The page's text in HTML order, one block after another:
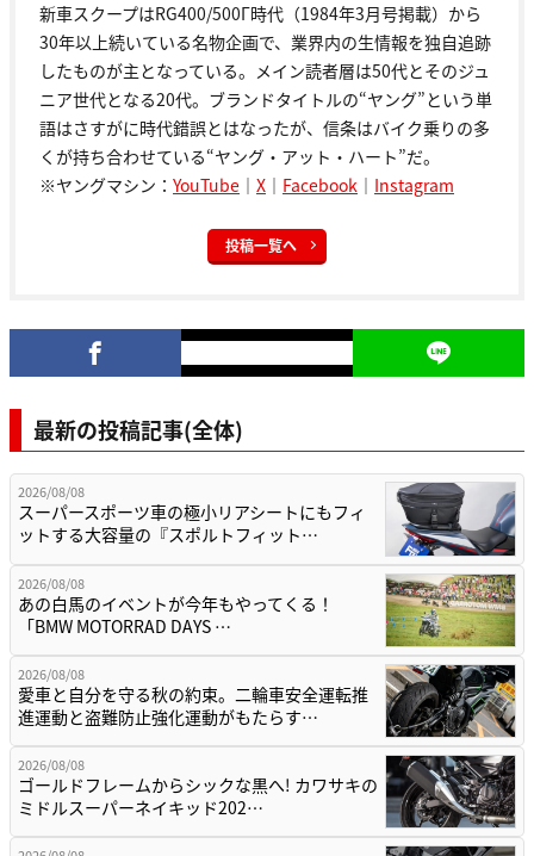
新車スクープはRG400/500Γ時代（1984年3月号掲載）から
30年以上続いている名物企画で、業界内の生情報を独自追跡
したものが主となっている。メイン読者層は50代とそのジュ
ニア世代となる20代。ブランドタイトルの“ヤング”という単
語はさすがに時代錯誤とはなったが、信条はバイク乗りの多
くが持ち合わせている“ヤング・アット・ハート”だ。
※ヤングマシン： YouTube ｜ X ｜ Facebook ｜ Instagram
投稿一覧へ
最新の投稿記事(全体)
2026/08/08
スーパースポーツ車の極小リアシートにもフィ
ットする大容量の『スポルトフィット…
2026/08/08
あの白馬のイベントが今年もやってくる！
「BMW MOTORRAD DAYS …
2026/08/08
愛車と自分を守る秋の約束。二輪車安全運転推
進運動と盗難防止強化運動がもたらす…
2026/08/08
ゴールドフレームからシックな黒へ! カワサキの
ミドルスーパーネイキッド202…